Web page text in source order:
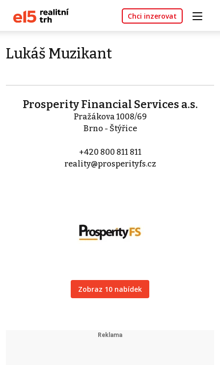
Chci inzerovat
Lukáš Muzikant
Prosperity Financial Services a.s.
Pražákova 1008/69
Brno - Štýřice
+420 800 811 811
reality@prosperityfs.cz
Zobraz 10 nabídek